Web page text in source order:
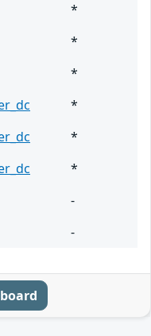
*
*
*
*
*
*
-
-